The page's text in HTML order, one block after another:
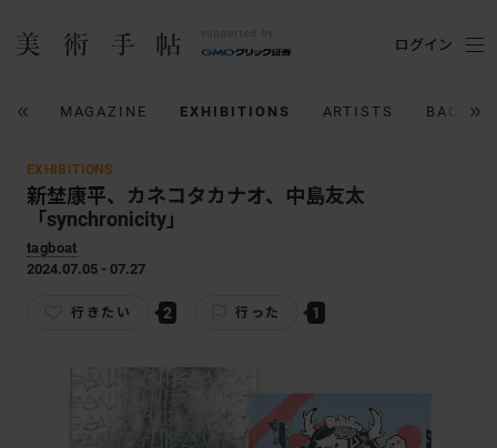
MAGAZINE EXHIBITIONS ARTISTS BACK
ログイン
EXHIBITIONS
新埜康平、カネコタカナオ、中島友太
「synchronicity」
tagboat
2024.07.05 - 07.27
行きたい 2 行った 1